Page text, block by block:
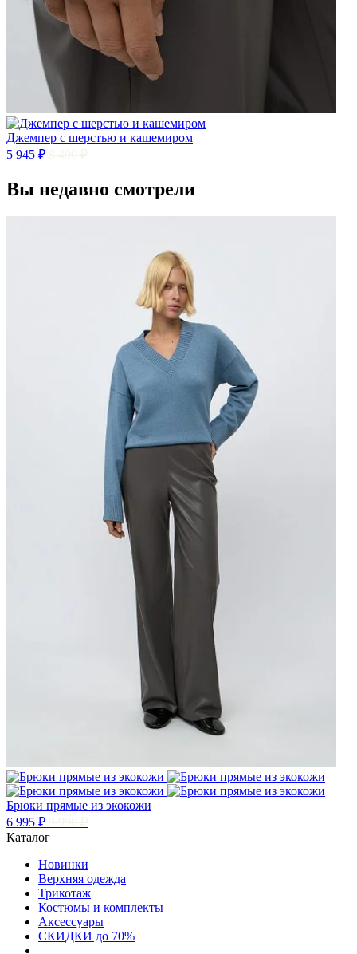
Джемпер с шерстью и кашемиром
5 945 ₽
Вы недавно смотрели
Брюки прямые из экокожи
6 995 ₽
Каталог
Новинки
Верхняя одежда
Трикотаж
Костюмы и комплекты
Аксессуары
СКИДКИ до 70%